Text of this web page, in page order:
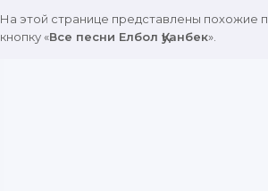
На этой странице представлены похожие
кнопку «Все песни Елбол Қуанбек».